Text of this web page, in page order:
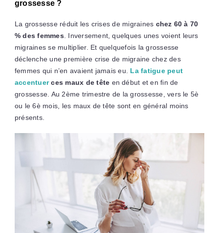
grossesse ?
La grossesse réduit les crises de migraines chez 60 à 70
% des femmes . Inversement, quelques unes voient leurs
migraines se multiplier. Et quelquefois la grossesse
déclenche une première crise de migraine chez des
femmes qui n’en avaient jamais eu. La fatigue peut
accentuerces maux de tête en début et en fin de
grossesse. Au 2ème trimestre de la grossesse, vers le 5è
ou le 6è mois, les maux de tête sont en général moins
présents.